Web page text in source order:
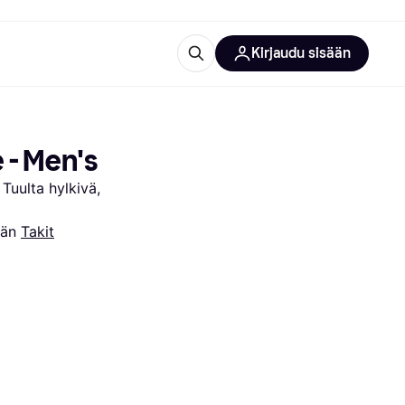
Kirjaudu sisään
- Men's
hylkivä,
Takit